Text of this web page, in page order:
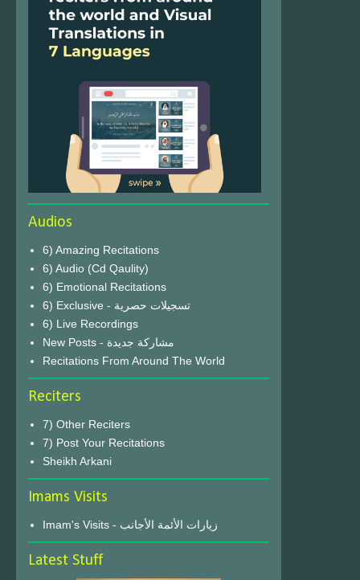
Audios
6) Amazing Recitations
6) Audio (Cd Qaulity)
6) Emotional Recitations
6) Exclusive - تسجيلات حصرية
6) Live Recordings
New Posts - مشاركة جديدة
Recitations From Around The World
Reciters
7) Other Reciters
7) Post Your Recitations
Sheikh Arkani
Imams Visits
Imam's Visits - زيارات الأئمة الأجانب
Latest Stuff